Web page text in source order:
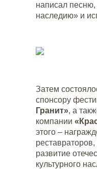
написал
наследию» и
Затем
спонсору
Гранит», а
компании
этого –
развитие
культурного